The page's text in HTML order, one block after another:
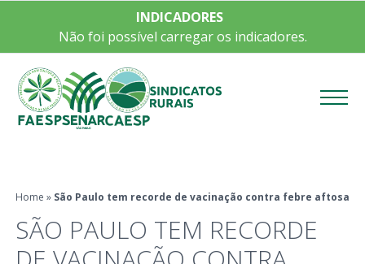
INDICADORES
Não foi possível carregar os indicadores.
Home » São Paulo tem recorde de vacinação contra febre aftosa
SÃO PAULO TEM RECORDE